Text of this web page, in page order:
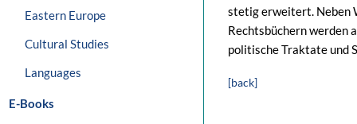
Eastern Europe
Cultural Studies
Languages
E-Books
stetig erweitert. Neben
Rechtsbüchern werden
politische Traktate und
[back]